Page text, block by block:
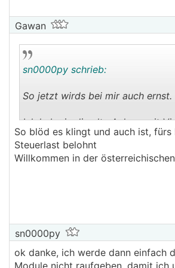
Gawan
sn0000py schrieb:
So jetzt wirds bei mir auch ernst.
Ich habe ja die alte Anlage mit
Die Wechselrichter haben 25kW.
Und nun sollte noch die
So blöd es klingt und auch ist, fürs
Steuerlast belohnt
Willkommen in der
sn0000py
ok danke, ich werde dann einfach
Module nicht raufgeben, damit ich